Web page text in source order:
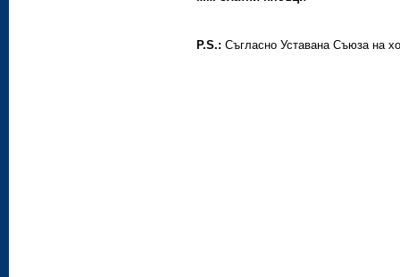
P.S.: Съгласно Уставана Съюза на